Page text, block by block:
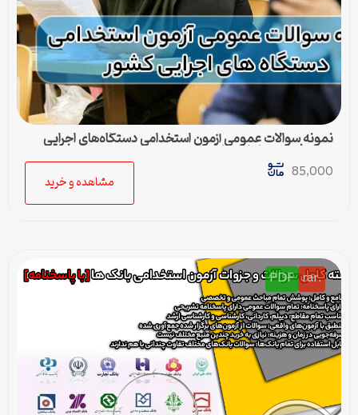
نمونه سوالات عمومی آزمون استخدامی دستگاه‌های اجرایی
کشور | بسته کامل + پاسخنامه
85,000
مشاهده و خرید
.rar
PDF